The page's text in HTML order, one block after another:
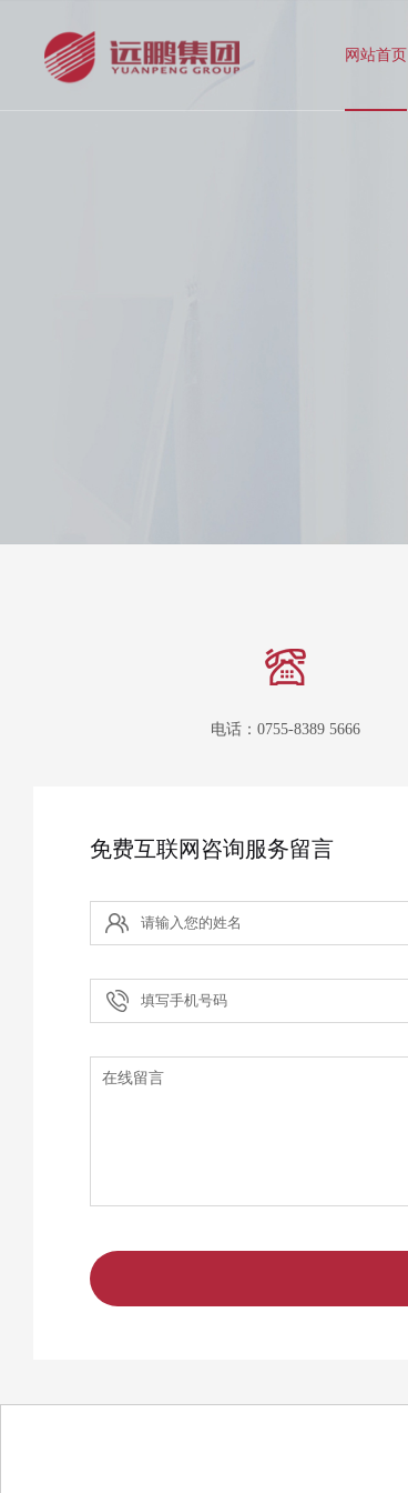
网站首页
电话：0755-8389 5666
免费互联网咨询服务留言